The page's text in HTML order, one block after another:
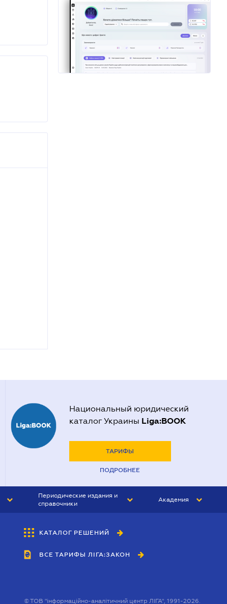
Национальный юридический
каталог Украины Liga:BOOK
ТАРИФЫ
ПОДРОБНЕЕ
Периодические издания и
справочники
БУХГАЛТЕР&ЗАКОН
ВЕСТНИК МСФО
Академия
КАТАЛОГ РЕШЕНИЙ
ВСЕ ТАРИФЫ ЛІГА:ЗАКОН
©ТОВ "інформаційно-аналітичний центр ЛІГА", 1991-2026.